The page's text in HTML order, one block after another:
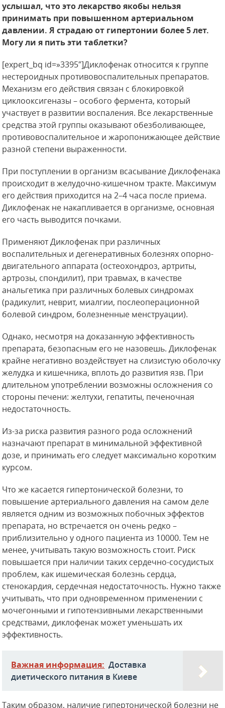
услышал, что это лекарство якобы нельзя
принимать при повышенном артериальном
давлении. Я страдаю от гипертонии более 5 лет.
Могу ли я пить эти таблетки?
[expert_bq id=»3395″]Диклофенак относится к группе
нестероидных противовоспалительных препаратов.
Механизм его действия связан с блокировкой
циклооксигеназы – особого фермента, который
участвует в развитии воспаления. Все лекарственные
средства этой группы оказывают обезболивающее,
противовоспалительное и жаропонижающее действие
разной степени выраженности.
При поступлении в организм всасывание Диклофенака
происходит в желудочно-кишечном тракте. Максимум
его действия приходится на 2–4 часа после приема.
Диклофенак не накапливается в организме, основная
его часть выводится почками.
Применяют Диклофенак при различных
воспалительных и дегенеративных болезнях опорно-
двигательного аппарата (остеохондроз, артриты,
артрозы, спондилит), при травмах, в качестве
анальгетика при различных болевых синдромах
(радикулит, неврит, миалгии, послеоперационной
болевой синдром, болезненные менструации).
Однако, несмотря на доказанную эффективность
препарата, безопасным его не назовешь. Диклофенак
крайне негативно воздействует на слизистую оболочку
желудка и кишечника, вплоть до развития язв. При
длительном употреблении возможны осложнения со
стороны печени: желтухи, гепатиты, печеночная
недостаточность.
Из-за риска развития разного рода осложнений
назначают препарат в минимальной эффективной
дозе, и принимать его следует максимально коротким
курсом.
Что же касается гипертонической болезни, то
повышение артериального давления на самом деле
является одним из возможных побочных эффектов
препарата, но встречается он очень редко –
приблизительно у одного пациента из 10000. Тем не
менее, учитывать такую возможность стоит. Риск
повышается при наличии таких сердечно-сосудистых
проблем, как ишемическая болезнь сердца,
стенокардия, сердечная недостаточность. Нужно также
учитывать, что при одновременном применении с
мочегонными и гипотензивными лекарственными
средствами, диклофенак может уменьшать их
эффективность.
Важная информация: Доставка
диетического питания в Киеве
Таким образом, наличие гипертонической болезни не